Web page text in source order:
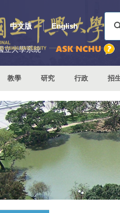
中文版 English
立大學系統
教學 研究 行政 招